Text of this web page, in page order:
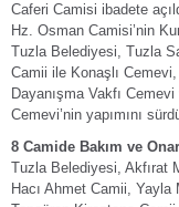
Caferi Camisi ibadete
Hz. Osman Camisi’nin
Tuzla Belediyesi, Tuzla
Camii ile Konaşlı
Dayanışma Vakfı
Cemevi’nin yapımını
8 Camide Bakım ve
Tuzla Belediyesi, Akfırat
Hacı Ahmet Camii,